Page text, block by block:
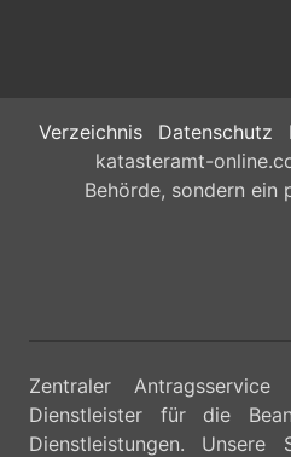
Verzeichnis Datenschutz
katasteramt-
Behörde, sondern ein
Zentraler
Dienstleister für die
Dienstleistungen. Unsere